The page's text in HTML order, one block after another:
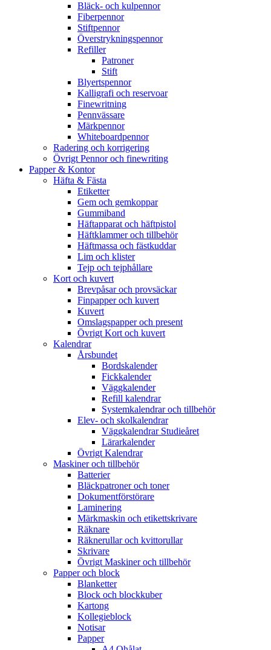
Bläck- och kulpennor
Fiberpennor
Stiftpennor
Överstrykningspennor
Refiller
Patroner
Stift
Blyertspennor
Kalligrafi och reservoar
Finewritning
Pennvässare
Märkpennor
Whiteboardpennor
Radering och korrigering
Övrigt Pennor och finewriting
Papper & Kontor
Häfta & Fästa
Etiketter
Gem och gemkoppar
Gummiband
Häftapparat och häftpistol
Häftklammer och tillbehör
Häftmassa och fästkuddar
Lim och klister
Tejp och tejphållare
Kort och kuvert
Brevpåsar och provsäckar
Finpapper och kuvert
Kuvert
Omslagspapper och present
Övrigt Kort och kuvert
Kalendrar
Årsbundet
Bordskalender
Fickkalender
Väggkalender
Refill kalendrar
Systemkalendrar och tillbehör
Elev- och skolkalendrar
Väggkalendrar Studieåret
Lärarkalender
Övrigt Kalendrar
Maskiner och tillbehör
Batterier
Bläckpatroner och toner
Dokumentförstörare
Laminering
Märkmaskin och etikettskrivare
Räknare
Räknerullar och kvittorullar
Skrivare
Övrigt Maskiner och tillbehör
Papper och block
Blanketter
Block och blockkuber
Kartong
Kollegieblock
Notisar
Papper